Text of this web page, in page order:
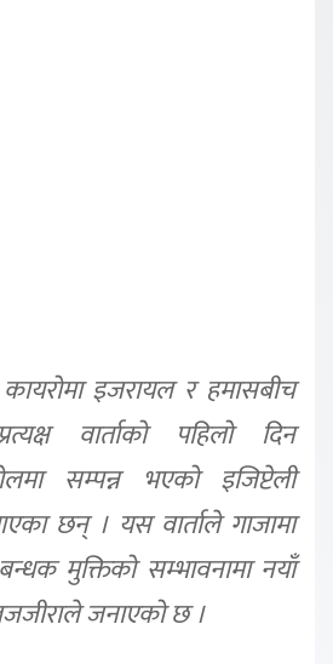
कायरोमा इजरायल र हमासबीच
वार्ताको पहिलो दिन
सम्पन्न भएको इजिप्टेली
छन् । यस वार्ताले गाजामा
मुक्तिको सम्भावनामा नयाँ
जनाएको छ ।